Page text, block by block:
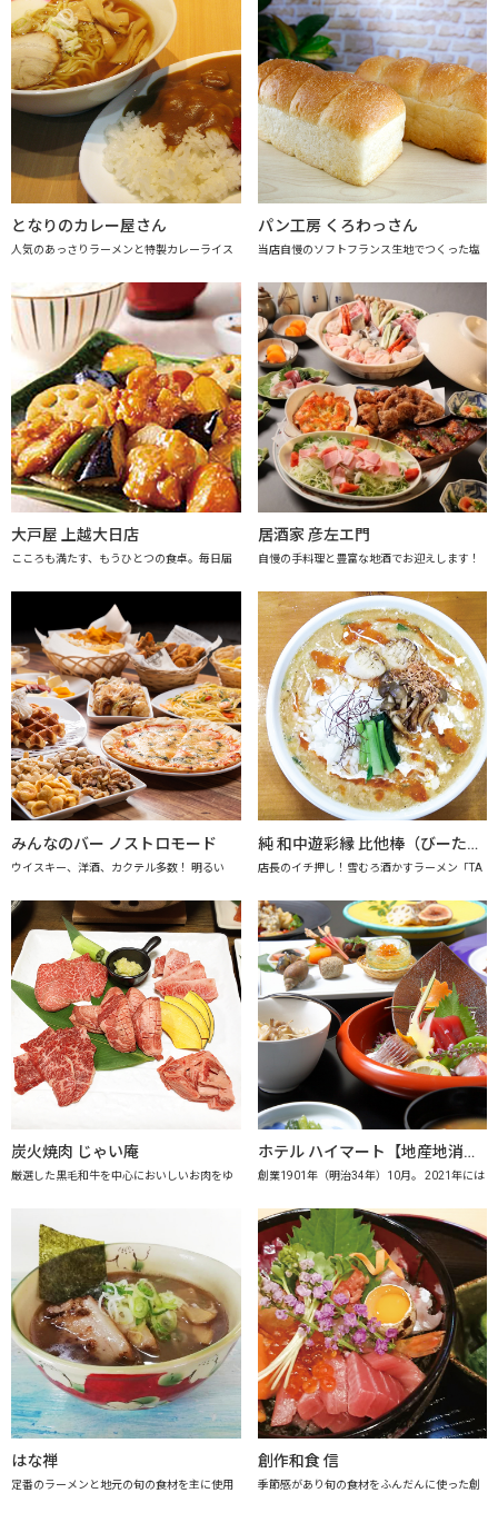
となりのカレー屋さん
人気のあっさりラーメンと特製カレーライス
パン工房 くろわっさん
当店自慢のソフトフランス生地でつくった塩
大戸屋 上越大日店
こころも満たす、もうひとつの食卓。毎日届
居酒家 彦左エ門
自慢の手料理と豊富な地酒でお迎えします！
みんなのバー ノストロモード
ウイスキー、洋酒、カクテル多数！ 明るい
純 和中遊彩縁 比他棒（びーたーばん）
店長のイチ押し！雪むろ酒かすラーメン「TA
炭火焼肉 じゃい庵
厳選した黒毛和牛を中心においしいお肉をゆ
ホテル ハイマート【地産地消の店認定店】
創業1901年（明治34年）10月。 2021年には
はな禅
定番のラーメンと地元の旬の食材を主に使用
創作和食 信
季節感があり旬の食材をふんだんに使った創